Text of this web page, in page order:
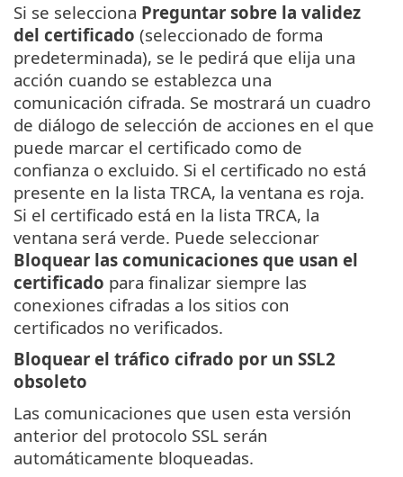
Si se selecciona Preguntar sobre la validez
del certificado (seleccionado de forma
predeterminada), se le pedirá que elija una
acción cuando se establezca una
comunicación cifrada. Se mostrará un cuadro
de diálogo de selección de acciones en el que
puede marcar el certificado como de
confianza o excluido. Si el certificado no está
presente en la lista TRCA, la ventana es roja.
Si el certificado está en la lista TRCA, la
ventana será verde. Puede seleccionar
Bloquear las comunicaciones que usan el
certificado para finalizar siempre las
conexiones cifradas a los sitios con
certificados no verificados.
Bloquear el tráfico cifrado por un SSL2
obsoleto
Las comunicaciones que usen esta versión
anterior del protocolo SSL serán
automáticamente bloqueadas.